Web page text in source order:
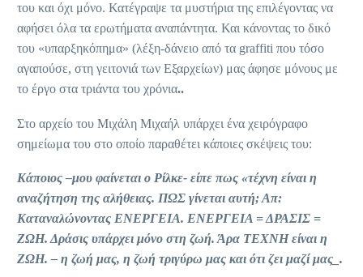
του και όχι μόνο. Κατέγραψε τα μυστήρια της επιλέγοντας να
αφήσει όλα τα ερωτήματα αναπάντητα. Και κάνοντας το δικό
του «υπαρξηκόπημα» (λέξη-δάνειο από τα graffiti που τόσο
αγαπούσε, στη γειτονιά των Εξαρχείων) μας άφησε μόνους με
το έργο στα τριάντα του χρόνια..
Στο αρχείο του Μιχάλη Μιχαήλ υπάρχει ένα χειρόγραφο
σημείωμα του στο οποίο παραθέτει κάποιες σκέψεις του:
Κάποιος –μου φαίνεται ο Ρίλκε- είπε πως «τέχνη είναι η
αναζήτηση της αλήθειας. ΠΩΣ γίνεται αυτή; Απ:
Καταναλώνοντας ΕΝΕΡΓΕΙΑ. ΕΝΕΡΓΕΙΑ = ΔΡΑΣΙΣ =
ΖΩΗ. Δράσις υπάρχει μόνο στη ζωή. Άρα ΤΕΧΝΗ είναι η
ΖΩΗ. – η ζωή μας, η ζωή τριγύρω μας και ότι ζει μαζί μας_.